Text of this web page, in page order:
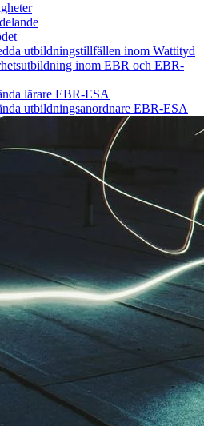
utbildningstillfällen inom Wattityd
inom EBR och EBR-
lärare EBR-ESA
utbildningsanordnare EBR-ESA